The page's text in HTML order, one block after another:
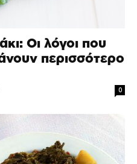
Οι λόγοι που
περισσότερο
0